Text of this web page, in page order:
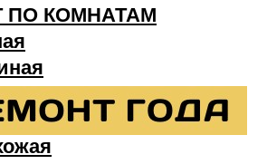
ПО КОМНАТАМ